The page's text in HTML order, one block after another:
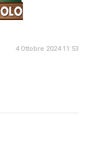
4 Ottobre 2024 11:53